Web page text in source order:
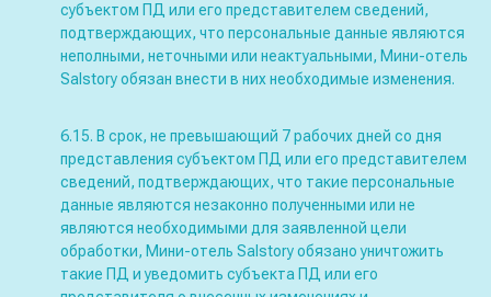
субъектом ПД или его представителем сведений,
подтверждающих, что персональные данные являются
неполными, неточными или неактуальными, Мини-отель
Salstory обязан внести в них необходимые изменения.
6.15. В срок, не превышающий 7 рабочих дней со дня
представления субъектом ПД или его представителем
сведений, подтверждающих, что такие персональные
данные являются незаконно полученными или не
являются необходимыми для заявленной цели
обработки, Мини-отель Salstory обязано уничтожить
такие ПД и уведомить субъекта ПД или его